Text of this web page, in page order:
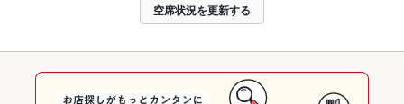
空席状況を更新する